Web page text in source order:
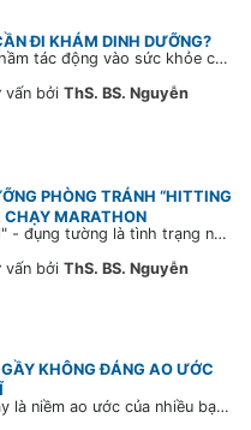
ĐI KHÁM DINH DƯỠNG?
Chế độ ăn âm thầm tác động vào sức khỏe của bạn từ ngày này qua ngày khác. Do vậy, bất kì độ tuổi nào cũng nên được khám dinh dưỡng ít nhất 1 lần trong năm, đặc biệt là các thời điểm sau đây
vấn bởi ThS. BS. Nguyễn
PHÒNG TRÁNH “HITTING
CHẠY MARATHON
"Hitting the wall" - đụng tường là tình trạng người chạy đuối sức đột ngột, cảm giác như có bức tường vô hình ngăn họ tiến về phía trước và phải dừng lại nghỉ ngơi. Tham khảo ngay lời khuyên từ chuyên gia CarePlus để phòng tránh hitting the wall khi chạy bộ.
vấn bởi ThS. BS. Nguyễn
KHÔNG ĐÁNG AO ƯỚC
Ăn nhiều vẫn gầy là niềm ao ước của nhiều bạn trẻ mong muốn sở hữu vóc dáng thon gọn trong khi vẫn được thoải mái tận hưởng các món ngon. Trên thực tế, tình trạng này có thể là dấu hiệu của những nguy cơ sức khỏe tiềm ẩn cần lưu ý.